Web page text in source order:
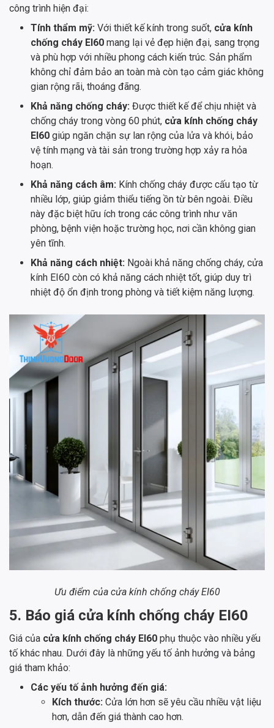
công trình hiện đại:
Tính thẩm mỹ: Với thiết kế kính trong suốt, cửa kính
chống cháy EI60 mang lại vẻ đẹp hiện đại, sang trọng
và phù hợp với nhiều phong cách kiến trúc. Sản phẩm
không chỉ đảm bảo an toàn mà còn tạo cảm giác không
gian rộng rãi, thoáng đãng.
Khả năng chống cháy: Được thiết kế để chịu nhiệt và
chống cháy trong vòng 60 phút, cửa kính chống cháy
EI60 giúp ngăn chặn sự lan rộng của lửa và khói, bảo
vệ tính mạng và tài sản trong trường hợp xảy ra hỏa
hoạn.
Khả năng cách âm: Kính chống cháy được cấu tạo từ
nhiều lớp, giúp giảm thiểu tiếng ồn từ bên ngoài. Điều
này đặc biệt hữu ích trong các công trình như văn
phòng, bệnh viện hoặc trường học, nơi cần không gian
yên tĩnh.
Khả năng cách nhiệt: Ngoài khả năng chống cháy, cửa
kính EI60 còn có khả năng cách nhiệt tốt, giúp duy trì
nhiệt độ ổn định trong phòng và tiết kiệm năng lượng.
Ưu điểm của cửa kính chống cháy EI60
5. Báo giá cửa kính chống cháy EI60
Giá của cửa kính chống cháy EI60 phụ thuộc vào nhiều yếu
tố khác nhau. Dưới đây là những yếu tố ảnh hưởng và bảng
giá tham khảo:
Các yếu tố ảnh hưởng đến giá:
Kích thước: Cửa lớn hơn sẽ yêu cầu nhiều vật liệu
hơn, dẫn đến giá thành cao hơn.